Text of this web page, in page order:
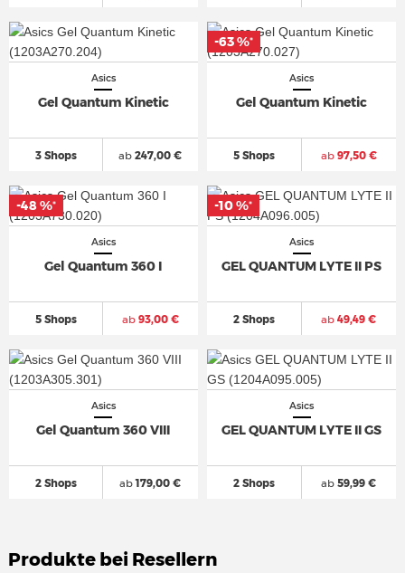
Asics
Gel Quantum Kinetic
3 Shops ab 247,00 €
Asics
Gel Quantum Kinetic
5 Shops ab97,50 €
-63 %*
Asics
Gel Quantum 360 I
5 Shops ab93,00 €
-48 %*
Asics
GEL QUANTUM LYTE II PS
2 Shops ab 49,49 €
-10 %*
Asics
Gel Quantum 360 VIII
2 Shops ab179,00 €
Asics
GEL QUANTUM LYTE II GS
2 Shops ab 59,99 €
Produkte bei Resellern